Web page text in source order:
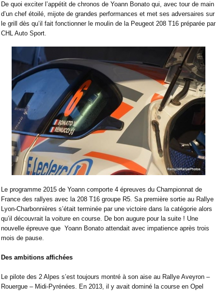
De quoi exciter l’appétit de chronos de Yoann Bonato qui, avec tour de main
d’un chef étoilé, mijote de grandes performances et met ses adversaires sur
le grill dès qu’il fait fonctionner le moulin de la Peugeot 208 T16 préparée par
CHL Auto Sport.
Le programme 2015 de Yoann comporte 4 épreuves du Championnat de
France des rallyes avec la 208 T16 groupe R5. Sa première sortie au Rallye
Lyon-Charbonnières s’était terminée par une victoire dans la catégorie alors
qu’il découvrait la voiture en course. De bon augure pour la suite ! Une
nouvelle épreuve que Yoann Bonato attendait avec impatience après trois
mois de pause.
Des ambitions affichées
Le pilote des 2 Alpes s’est toujours montré à son aise au Rallye Aveyron –
Rouergue – Midi-Pyrénées. En 2013, il y avait dominé la course en Opel